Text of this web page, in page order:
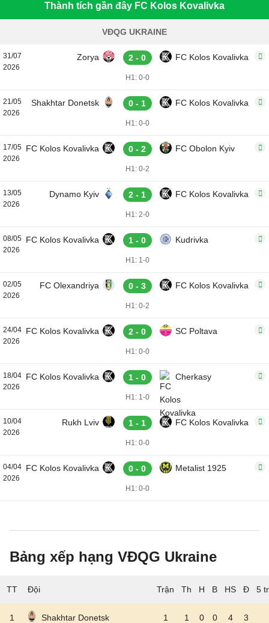
Thành tích gần đây FC Kolos Kovalivka
VĐQG UKRAINE
31/07
2026
Zorya 2 - 0 FC Kolos Kovalivka
H1: 0-0
21/05
2026
Shakhtar Donetsk 0 - 1 FC Kolos Kovalivka
H1: 0-0
17/05
2026
FC Kolos Kovalivka 0 - 2 FC Obolon Kyiv
H1: 0-2
13/05
2026
Dynamo Kyiv 2 - 1 FC Kolos Kovalivka
H1: 2-0
08/05
2026
FC Kolos Kovalivka 1 - 0 Kudrivka
H1: 1-0
02/05
2026
FC Olexandriya 0 - 3 FC Kolos Kovalivka
H1: 0-2
24/04
2026
FC Kolos Kovalivka 2 - 0 SC Poltava
H1: 0-0
18/04
2026
FC Kolos Kovalivka 1 - 0 Cherkasy
H1: 1-0
10/04
2026
Rukh Lviv 1 - 1 FC Kolos Kovalivka
H1: 0-0
04/04
2026
FC Kolos Kovalivka 0 - 0 Metalist 1925
H1: 0-0
Bảng xếp hạng VĐQG Ukraine
TT Đội 5
1 Shakhtar Donetsk 1 1 0 0 4 3